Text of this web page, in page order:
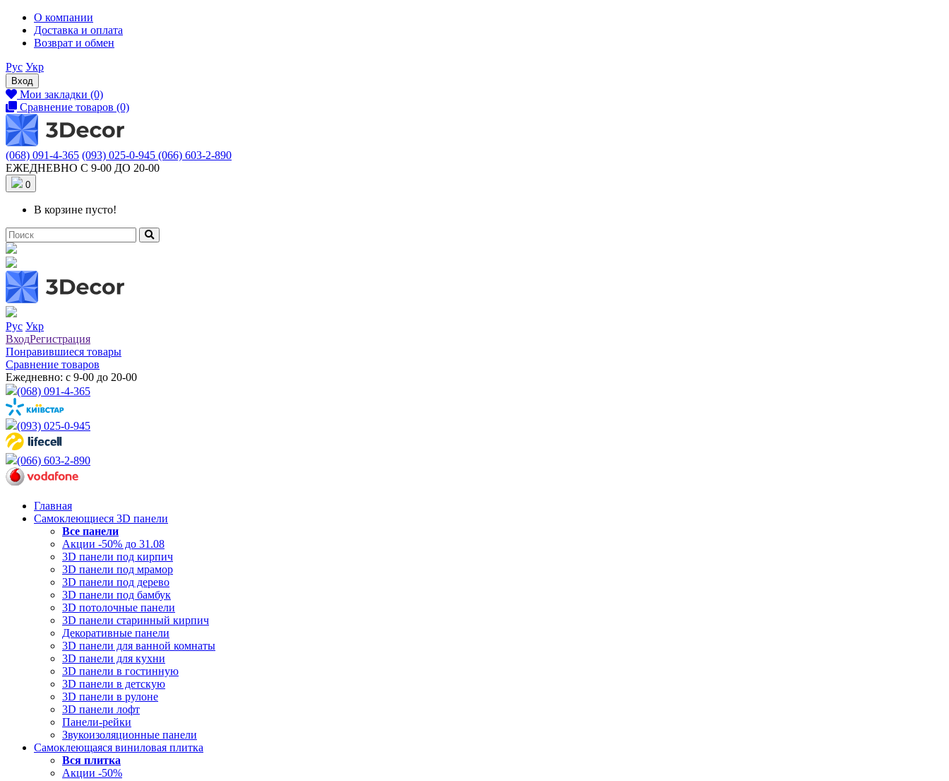
О компании
Доставка и оплата
Возврат и обмен
Рус Укр
Вход
Мои закладки (0)
Сравнение товаров (0)
(068) 091-4-365 (093) 025-0-945 (066) 603-2-890
ЕЖЕДНЕВНО С 9-00 ДО 20-00
0
В корзине пусто!
Рус Укр
ВходРегистрация
Понравившиеся товары
Сравнение товаров
Ежедневно: с 9-00 до 20-00
(068) 091-4-365
(093) 025-0-945
(066) 603-2-890
Главная
Самоклеющиеся 3D панели
Все панели
Акции -50% до 31.08
3D панели под кирпич
3D панели под мрамор
3D панели под дерево
3D панели под бамбук
3D потолочные панели
3D панели старинный кирпич
Декоративные панели
3D панели для ванной комнаты
3D панели для кухни
3D панели в гостинную
3D панели в детскую
3D панели в рулоне
3D панели лофт
Панели-рейки
Звукоизоляционные панели
Самоклеющаяся виниловая плитка
Вся плитка
Акции -50%